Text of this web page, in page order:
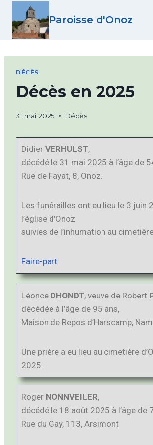
Paroisse d'Onoz
DÉCÈS
Décès en 2025
31 mai 2025 Décès
Didier VERHULST,
décédé le 31 mai 2025 à l’âge de
Rue de Fayat, 8, Onoz.
Les funérailles ont eu lieu le 3 juin
l’église d’Onoz
suivies de l’inhumation au cimetière
Faire-part
Léonce DHONDT, veuve de Robert
décédée à l’âge de 95 ans,
Maison de Repos d’Harscamp,
Une prière a eu lieu au cimetière
2025.
Roger NONNVEILER,
décédé le 18 août 2025 à l’âge de
Rue du Gay, 113, Arsimont